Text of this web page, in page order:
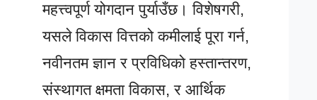
महत्त्वपूर्ण योगदान पुर्याउँछ। विशेषगरी,
यसले विकास वित्तको कमीलाई पूरा गर्न,
नवीनतम ज्ञान र प्रविधिको हस्तान्तरण,
संस्थागत क्षमता विकास, र आर्थिक